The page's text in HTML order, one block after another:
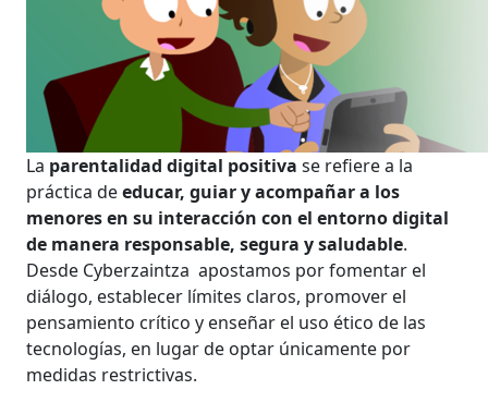
La parentalidad digital positiva se refiere a la
práctica deeducar, guiar y acompañar a los
menores en su interacción con el entorno digital
de manera responsable, segura y saludable.
Desde Cyberzaintza apostamos por fomentar el
diálogo, establecer límites claros, promover el
pensamiento crítico y enseñar el uso ético de las
tecnologías, en lugar de optar únicamente por
medidas restrictivas.